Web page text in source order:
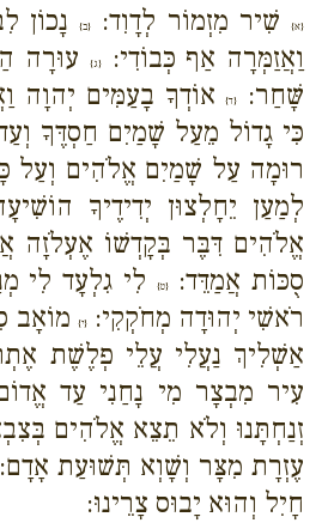
{א} שִׁיר מִזְמוֹר לְדָוִד: {ב}
נָכוֹן
וַאֲזַמְּרָה אַף כְּבוֹדִי:{ג}
עוּרָה
שָּׁחַר:
{ד}אוֹדְךָ בָעַמִּים יְהוָה
כִּי גָדוֹל מֵעַל שָׁמַיִם חַסְדֶּךָ
רוּמָה עַל שָׁמַיִם אֱלֹהִים וְעַל
לְמַעַן יֵחָלְצוּן יְדִידֶיךָ
אֱלֹהִים דִּבֶּר בְּקָדְשׁוֹ אֶעְלֹזָה
סֻכּוֹת אֲמַדֵּד:{ט}
לִי גִלְעָד לִי
רֹאשִׁי יְהוּדָה מְחֹקְקִי:{י} מוֹאָב
אַשְׁלִיךְ נַעֲלִי עֲלֵי פְלֶשֶׁת
עִיר מִבְצָר מִי נָחַנִי עַד
זְנַחְתָּנוּ וְלֹא תֵצֵא אֱלֹהִים
עֶזְרָת מִצָּר וְשָׁוְא תְּשׁוּעַת אָדָם:
חָיִל וְהוּא יָבוּס צָרֵינוּ: